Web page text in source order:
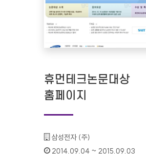
휴먼테크논문대상
홈페이지
기관명 :
삼성전자 (주)
인증기간 :
2014.09.04 ~ 2015.09.03